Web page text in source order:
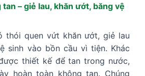
– giẻ lau, khăn ướt, băng vệ
thói quen vứt khăn ướt, giẻ lau
sinh vào bồn cầu vì tiện. Khác
thiết kế để tan trong nước,
hoàn toàn không tan. Chúng